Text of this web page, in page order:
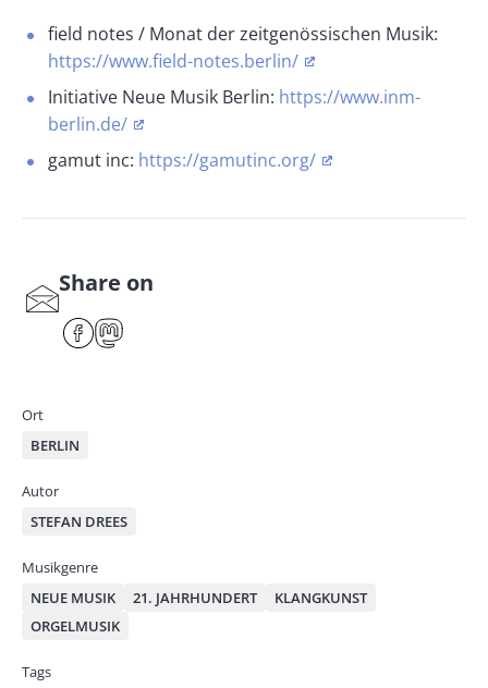
field notes / Monat der zeitgenössischen Musik:
https://www.field-notes.berlin/
Initiative Neue Musik Berlin: https://www.inm-
berlin.de/
gamut inc: https://gamutinc.org/
S
mai
Share on
F
Ort
BERLIN
Autor
STEFAN DREES
Musikgenre
NEUE MUSIK
21. JAHRHUNDERT
KLANGKUNST
ORGELMUSIK
Tags